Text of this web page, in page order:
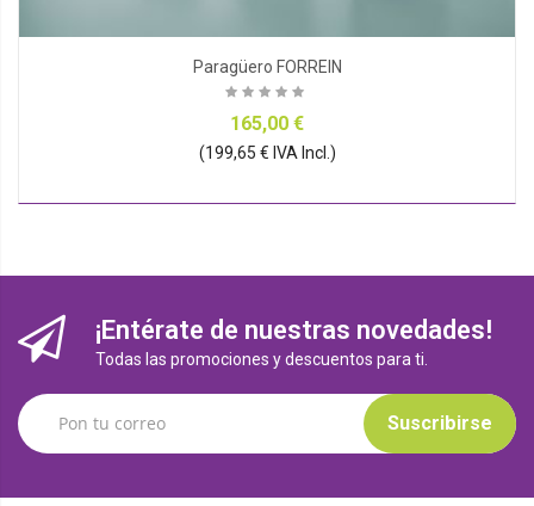
Paragüero FORREIN
165,00 €
(199,65 € IVA Incl.)
¡Entérate de nuestras novedades!
Todas las promociones y descuentos para ti.
Suscribirse